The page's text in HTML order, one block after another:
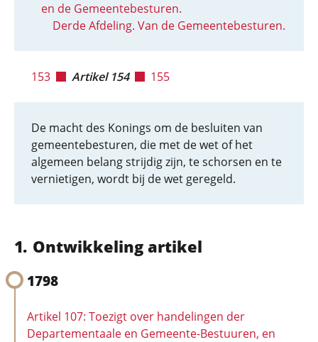
en de Gemeentebesturen.
Derde Afdeling. Van de Gemeentebesturen.
153 Artikel 154 155
De macht des Konings om de besluiten van
gemeentebesturen, die met de wet of het
algemeen belang strijdig zijn, te schorsen en te
vernietigen, wordt bij de wet geregeld.
Ontwikkeling artikel
1798
Artikel 107: Toezigt over handelingen der
Departementaale en Gemeente-Bestuuren, en